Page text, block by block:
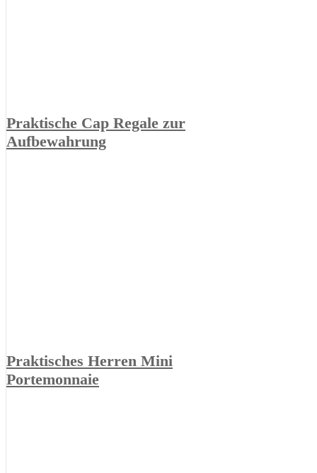
Praktische Cap Regale zur
Aufbewahrung
Praktisches Herren Mini
Portemonnaie